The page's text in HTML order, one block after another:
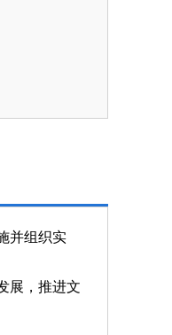
并组织实
展，推进文